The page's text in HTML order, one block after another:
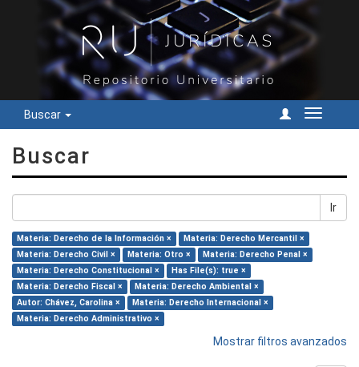
Buscar
Cambiar
Buscar
Ir
Materia: Derecho de la Información ×
Materia: Derecho Mercantil ×
Materia: Derecho Civil ×
Materia: Otro ×
Materia: Derecho Penal ×
Materia: Derecho Constitucional ×
Has File(s): true ×
Materia: Derecho Fiscal ×
Materia: Derecho Ambiental ×
Autor: Chávez, Carolina ×
Materia: Derecho Internacional ×
Materia: Derecho Administrativo ×
Mostrar filtros avanzados